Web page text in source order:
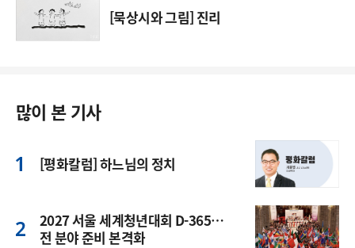
[묵상시와 그림] 진리
많이 본 기사
[평화칼럼] 하느님의 정치
2027 서울 세계청년대회 D-365…
전 분야 준비 본격화